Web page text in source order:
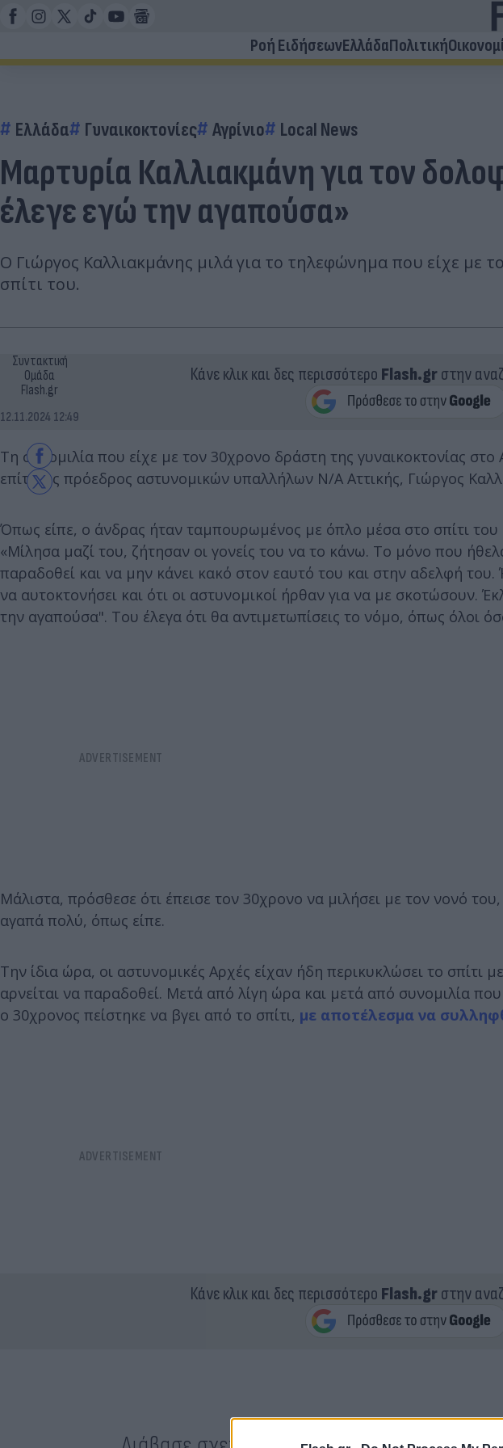
Ροή ΕιδήσεωνΕλλάδαΠολιτική
Ελλάδα Γυναικοκτονίες Αγρίνιο Local News
Μαρτυρία Καλλιακμάνη για τον
έλεγε εγώ την αγαπούσα»
Ο Γιώργος Καλλιακμάνης μιλά για το τηλεφώνημα που είχε με
σπίτι του.
Συντακτική
Ομάδα
Flash.gr
12.11.2024 12:49
Κάνε κλικ και δες περισσότερο Flash.grστην
Τη συνομιλία που είχε με τον 30χρονο δράστη της γυναικοκτονίας
επίτιμος πρόεδρος αστυνομικών υπαλλήλων Ν/Α Αττικής, Γιώργος
Όπως είπε, ο άνδρας ήταν ταμπουρωμένος με όπλο μέσα στο σπίτι του
«Μίλησα μαζί του, ζήτησαν οι γονείς του να το κάνω. Το μόνο που
παραδοθεί και να μην κάνει κακό στον εαυτό του και στην αδελφή
να αυτοκτονήσει και ότι οι αστυνομικοί ήρθαν για να με σκοτώσουν.
την αγαπούσα". Του έλεγα ότι θα αντιμετωπίσεις το νόμο, όπως όλοι
Μάλιστα, πρόσθεσε ότι έπεισε τον 30χρονο να μιλήσει με τον νονό
αγαπά πολύ, όπως είπε.
Την ίδια ώρα, οι αστυνομικές Αρχές είχαν ήδη περικυκλώσει το σπίτι
αρνείται να παραδοθεί. Μετά από λίγη ώρα και μετά από συνομιλία
ο 30χρονος πείστηκε να βγει από το σπίτι, με αποτέλεσμα να
Κάνε κλικ και δες περισσότερο Flash.grστην